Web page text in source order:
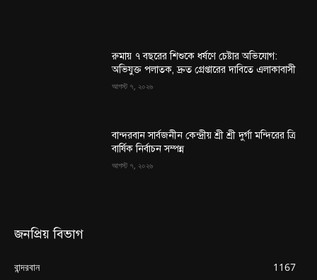
রুমায় ৭ বছরের শিশুকে ধর্ষণে চেষ্টার অভিযোগ:
অভিযুক্ত পলাতক, দ্রুত গ্রেপ্তারের দাবিতে এলাকাবাসী
আগস্ট ৭, ২০২৬
বান্দরবান সার্বজনীন কেন্দ্রীয় শ্রী শ্রী দুর্গা মন্দিরের ত্রি
বার্ষিক নির্বাচন সম্পন্ন
আগস্ট ৭, ২০২৬
জনপ্রিয় বিভাগ
বান্দরবান
1167